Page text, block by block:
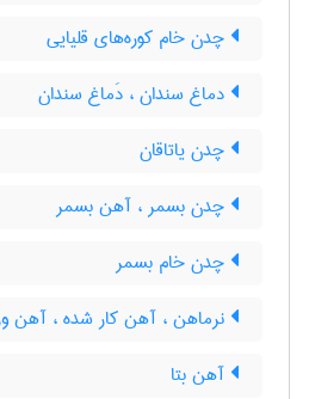
چدن خام کوره‌های قلیایی
دماغ سندان ، دَماغ سندان
چدن یاتاقان
چدن بسمر ، آهن بسمر
چدن خام بسمر
نرماهن ، آهن کار شده ، آهن
آهن بتا